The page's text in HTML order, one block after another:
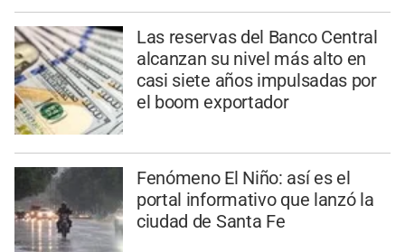
Las reservas del Banco Central
alcanzan su nivel más alto en
casi siete años impulsadas por
el boom exportador
Fenómeno El Niño: así es el
portal informativo que lanzó la
ciudad de Santa Fe